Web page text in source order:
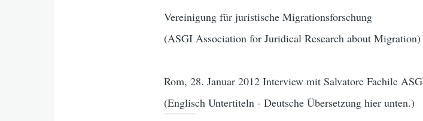
Vereinigung für juristische Migrationsforschung
(ASGI Association for Juridical Research about Migration)
Rom, 28. Januar 2012 Interview mit Salvatore Fachile
(Englisch Untertiteln - Deutsche Übersetzung hier unten.)